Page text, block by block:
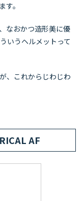
。
なおかつ造形美に優
いうヘルメットって
、これからじわじわ
AF